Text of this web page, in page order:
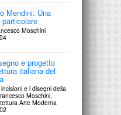
Mendini: Una
Moschini
e progetto
italiana del
e i disegni della
Moschini,
Arte Moderna